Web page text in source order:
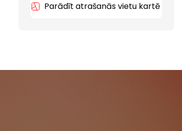
Parādīt atrašanās vietu kartē